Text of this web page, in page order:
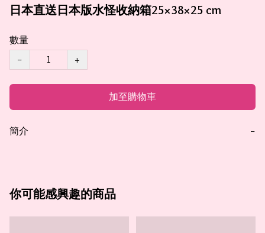
日本直送日本版水怪收納箱25×38×25 cm
數量
−
+
加至購物車
簡介 −
你可能感興趣的商品